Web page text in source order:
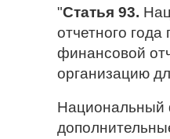
"Статья 93.
отчетного
финансовой
организацию
Национальный